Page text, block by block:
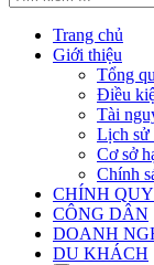
Trang chủ
Giới thiệu
Tổng
Điều
Tài
Lịch sử
Cơ sở
Chính
CHÍNH
CÔNG DÂN
DOANH
DU KHÁCH